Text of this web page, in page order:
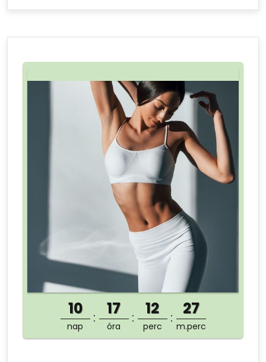
10
nap
17
óra
12
perc
26
m.perc